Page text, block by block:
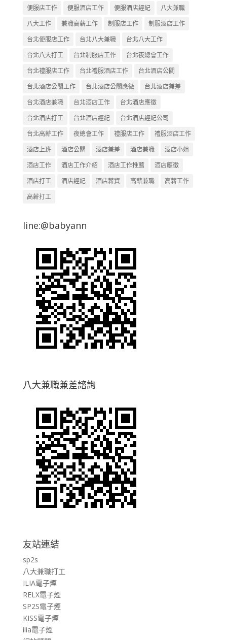
便服店工作 便服酒店工作 便服酒店經紀
八大兼職
八大工作
兼職高薪工作 制服店工作
制服酒店工作
台北便服店工作
台北八大兼職
台北八大工作
台北八大打工
台北制服店工作
台北夜總會工作
台北禮服店工作
台北禮服酒店工作
台北酒店公關
台北酒店公關工作
台北酒店公關應徵
台北酒店兼差
台北酒店兼職
台北酒店工作
台北酒店應徵
台北酒店打工
台北酒店經紀
台北酒店經紀公司
台北高薪工作
夜總會工作 禮服店工作
禮服酒店工作
酒店上班
酒店公關 酒店兼差 酒店兼職
酒店小姐
酒店工作
酒店工作介紹 酒店工作推薦
酒店應徵
酒店打工
酒店經紀 酒店薪資 高薪兼職
高薪工作
高薪打工
line:@babyann
八大兼職兼差諮詢
友站連結
sp2s
八大兼職打工
ILIA電子煙
RELX電子煙
SP2S電子煙
KISS電子煙
ilia電子煙